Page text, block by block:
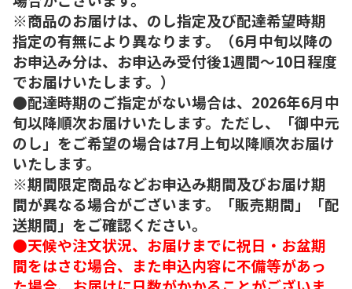
※商品のお届けは、のし指定及び配達希望時期
指定の有無により異なります。（6月中旬以降の
お申込み分は、お申込み受付後1週間～10日程度
でお届けいたします。）
●配達時期のご指定がない場合は、2026年6月中
旬以降順次お届けいたします。ただし、「御中元
のし」をご希望の場合は7月上旬以降順次お届け
いたします。
※期間限定商品などお申込み期間及びお届け期
間が異なる場合がございます。「販売期間」「配
送期間」をご確認ください。
●天候や注文状況、お届けまでに祝日・お盆期
間をはさむ場合、また申込内容に不備等があっ